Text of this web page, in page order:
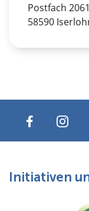
Postfach 2061
58590
Initiativen